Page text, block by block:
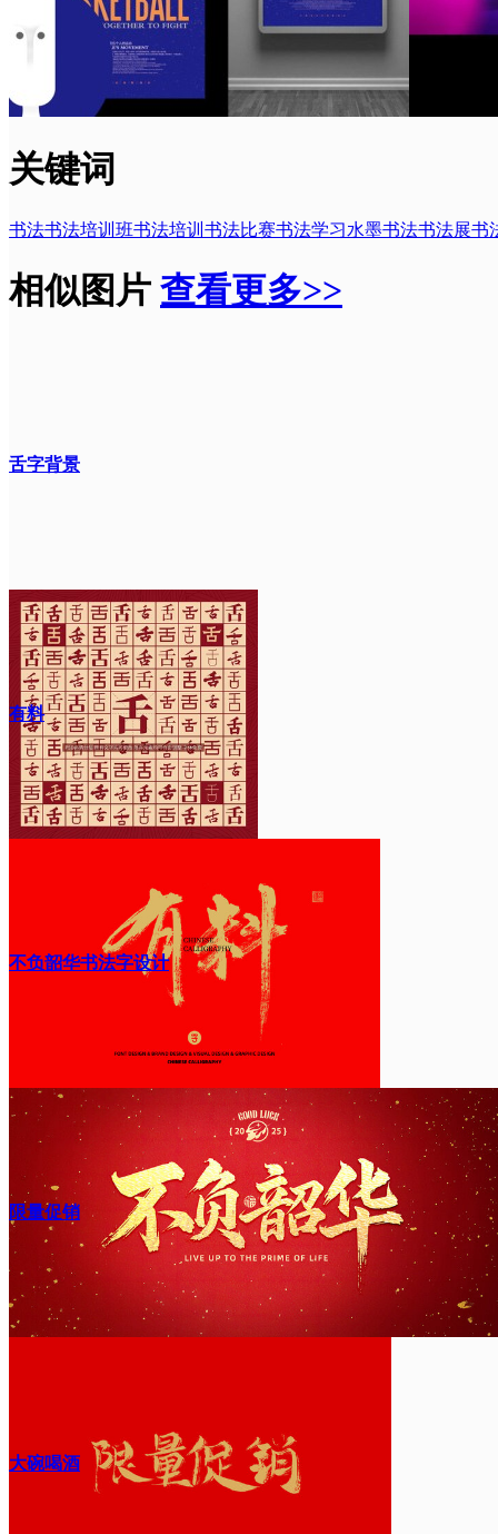
关键词
书法书法培训班书法培训 书法比赛书法学习水墨书法书法展书
相似图片 查看更多>>
舌字背景
有料
不负韶华书法字设计
限量促销
大碗喝酒